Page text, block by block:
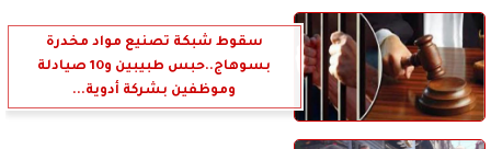
سقوط شبكة تصنيع مواد مخدرة
بسوهاج..حبس طبيبين و10 صيادلة
وموظفين بشركة أدوية...